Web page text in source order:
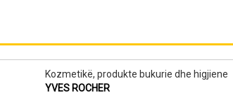
Kozmetikë, produkte bukurie dhe higjiene
YVES ROCHER